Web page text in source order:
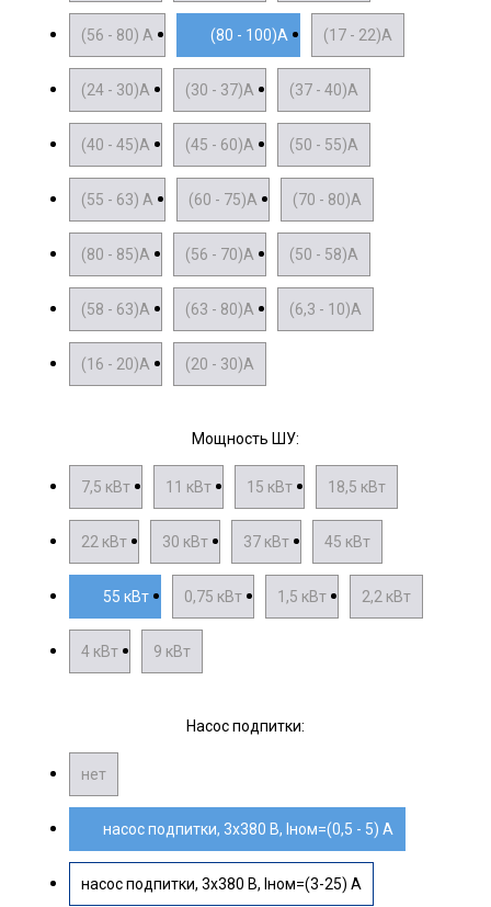
(56 - 80) А (80 - 100)А (17 - 22)А
(24 - 30)А (30 - 37)А (37 - 40)А
(40 - 45)А (45 - 60)А (50 - 55)А
(55 - 63) А (60 - 75)А (70 - 80)А
(80 - 85)А (56 - 70)А (50 - 58)А
(58 - 63)А (63 - 80)А (6,3 - 10)А
(16 - 20)А (20 - 30)А
Мощность ШУ:
7,5 кВт 11 кВт 15 кВт 18,5 кВт
22 кВт 30 кВт 37 кВт 45 кВт
55 кВт 0,75 кВт 1,5 кВт 2,2 кВт
4 кВт 9 кВт
Насос подпитки:
нет
насос подпитки, 3х380 В, Iном=(0,5 - 5) А
насос подпитки, 3х380 В, Iном=(3-25) А